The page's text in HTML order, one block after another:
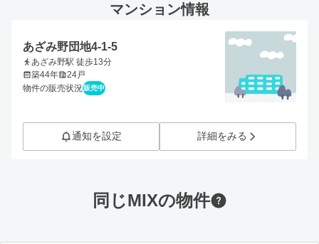
マンション情報
あざみ野団地4-1-5
あざみ野駅 徒歩13分
築44年
24戸
物件の販売状況 販売中
通知を設定 詳細をみる
同じMIXの物件